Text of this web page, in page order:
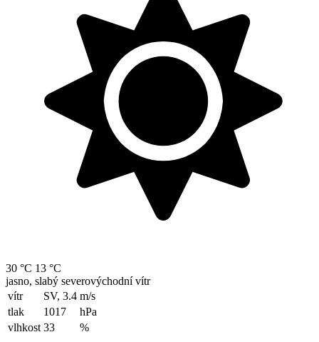
30 °C 13 °C
jasno, slabý severovýchodní vítr
vítr
SV, 3.4 m/s
tlak
1017
hPa
vlhkost 33 %